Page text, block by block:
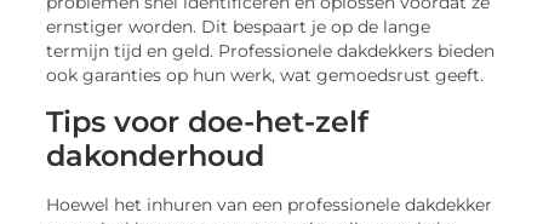
ernstiger worden. Dit bespaart je op de lange
termijn tijd en geld. Professionele dakdekkers bieden
ook garanties op hun werk, wat gemoedsrust geeft.
Tips voor doe-het-zelf
dakonderhoud
Hoewel het inhuren van een professionele dakdekker